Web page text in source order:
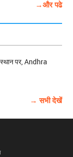
→और पढे
पर, Andhra
→ सभी देखें